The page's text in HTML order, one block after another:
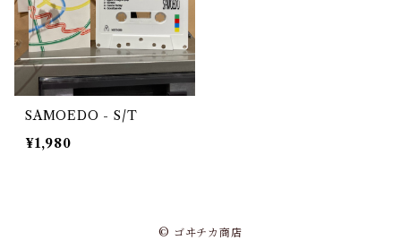
SAMOEDO - S/T
¥1,980
© ゴヰチカ商店